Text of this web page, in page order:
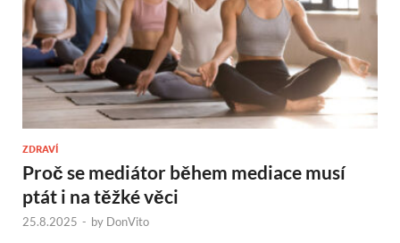
ZDRAVÍ
Proč se mediátor během mediace musí
ptát i na těžké věci
25.8.2025 - by DonVito